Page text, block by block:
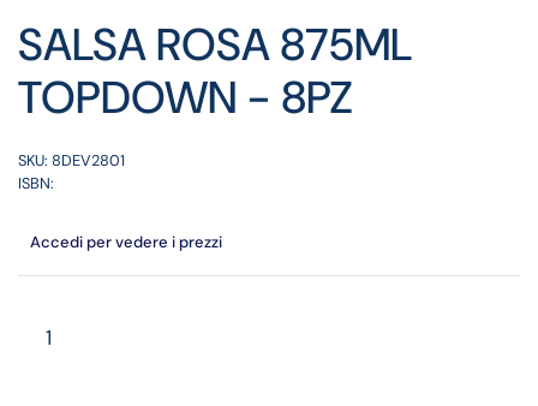
SALSA ROSA 875ML
TOPDOWN - 8PZ
SKU: 8DEV2801
ISBN:
Accedi per vedere i prezzi